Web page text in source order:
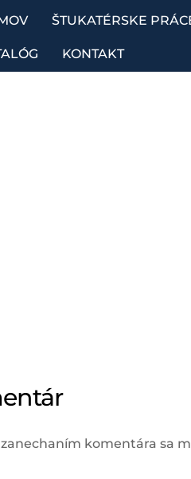
ŠTUKATÉRSKE
KONTAKT
komentára sa